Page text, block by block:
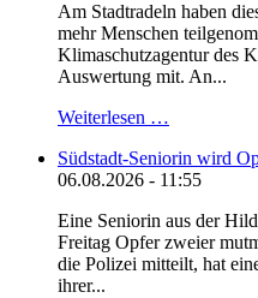
Am Stadtradeln haben
mehr Menschen
Klimaschutzagentur des
Auswertung mit. An...
Weiterlesen …
Südstadt-Seniorin wird
06.08.2026 - 11:55
Eine Seniorin aus der
Freitag Opfer zweier
die Polizei mitteilt, hat
ihrer...